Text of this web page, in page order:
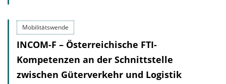
c
a
t
Mobilitätswende
INCOM-F – Österreichische FTI-
Kompetenzen an der Schnittstelle
zwischen Güterverkehr und Logistik